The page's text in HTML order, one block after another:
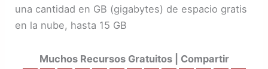
una cantidad en GB (gigabytes) de espacio gratis
en la nube, hasta 15 GB
Muchos Recursos Gratuitos | Compartir